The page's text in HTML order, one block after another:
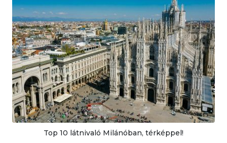
Top 10 látnivaló Milánóban, térképpel!